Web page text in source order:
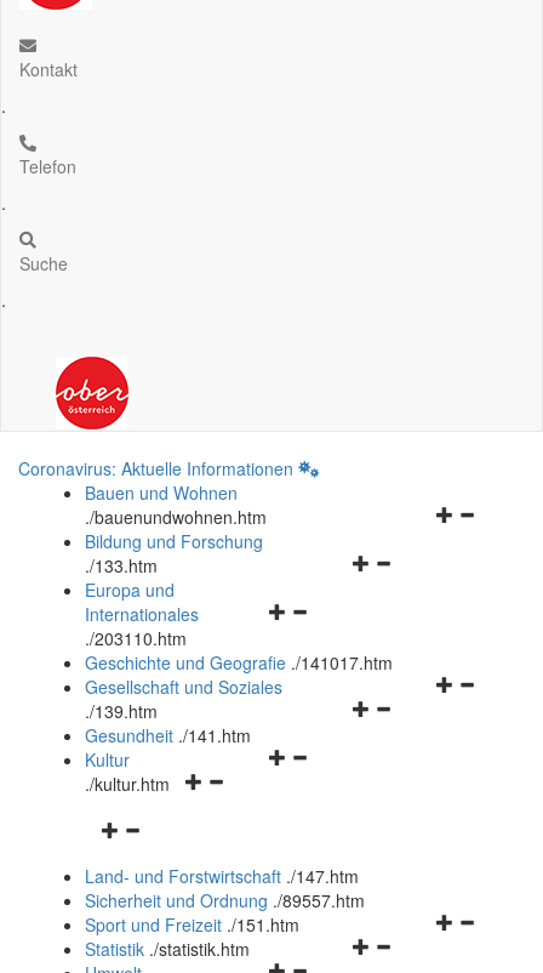
Kontakt
.
Telefon
.
Suche
.
Coronavirus: Aktuelle Informationen
Bauen und Wohnen
./bauenundwohnen.htm
Navigationsmenü
Bildung und Forschung
./133.htm
Navigationsmenü
und
schließen
Europa und
Internationales
./203110.htm
Geschichte und Geografie ./141017.htm
Navigationsmenü
Gesellschaft und Soziales
./139.htm
Navigationsmenü
Gesundheit ./141.htm
Navigationsmenü
Kultur
./kultur.htm
Navigationsmenü
und
schließen
Land- und Forstwirtschaft ./147.htm
Sicherheit und Ordnung ./89557.htm
Navigationsmenü
Sport und Freizeit ./151.htm
Statistik ./statistik.htm